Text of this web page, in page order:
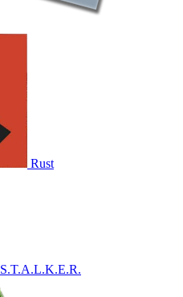
Rust
S.T.A.L.K.E.R.